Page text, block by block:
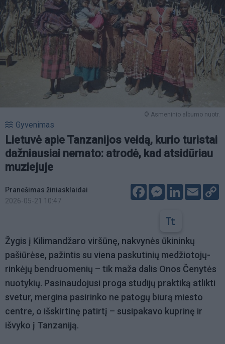
© Asmeninio albumo nuotr.
Gyvenimas
Lietuvė apie Tanzanijos veidą, kurio turistai
dažniausiai nemato: atrodė, kad atsidūriau
muziejuje
Pranešimas žiniasklaidai
2026-05-21 10:47
FacebookMessenger
LinkedIn
Email
Žygis į Kilimandžaro viršūnę, nakvynės ūkininkų
pašiūrėse, pažintis su viena paskutinių medžiotojų-
rinkėjų bendruomenių – tik maža dalis Onos Čenytės
nuotykių. Pasinaudojusi proga studijų praktiką atlikti
svetur, mergina pasirinko ne patogų biurą miesto
centre, o išskirtinę patirtį – susipakavo kuprinę ir
išvyko į Tanzaniją.